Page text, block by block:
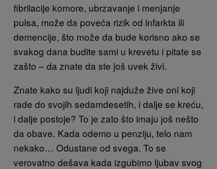
fibrilacije komore, ubrzavanje i menjanje
pulsa, može da poveća rizik od infarkta ili
demencije, što može da bude korisno ako se
svakog dana budite sami u krevetu i pitate se
zašto – da znate da ste još uvek živi.
Znate kako su ljudi koji najduže žive oni koji
rade do svojih sedamdesetih, i dalje se kreću,
i dalje postoje? To je zato što imaju još nešto
da obave. Kada odemo u penziju, telo nam
nekako… Odustane od svega. To se
verovatno dešava kada izgubimo ljubav svog